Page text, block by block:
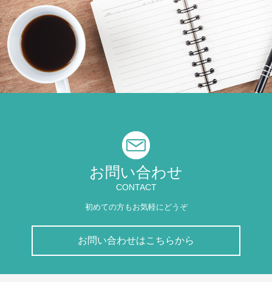
お問い合わせ
CONTACT
初めての方もお気軽にどうぞ
お問い合わせはこちらから